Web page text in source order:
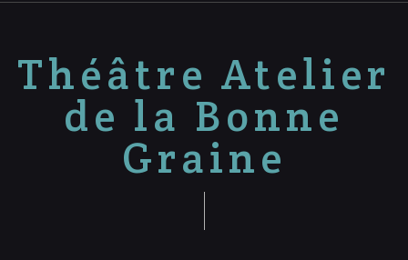
Théâtre Atelier
de la Bonne
Graine